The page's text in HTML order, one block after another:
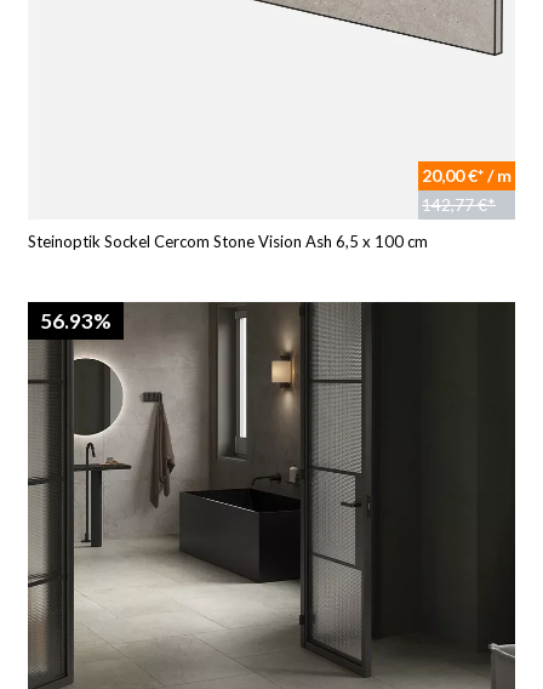
20,00 €* / m
142,77 €*
Steinoptik Sockel Cercom Stone Vision Ash 6,5 x 100 cm
56.93%